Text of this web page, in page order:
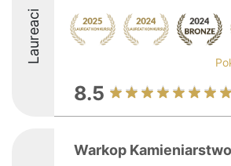
Laureaci
8.5
Warkop